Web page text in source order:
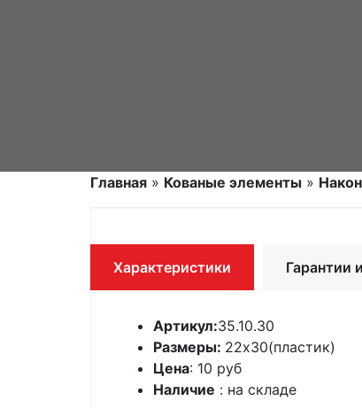
Главная » Кованые элементы »
Характеристики Гарантии
Артикул:35.10.30
Размеры: 22х30(пластик)
Цена: 10 руб
Наличие : на складе